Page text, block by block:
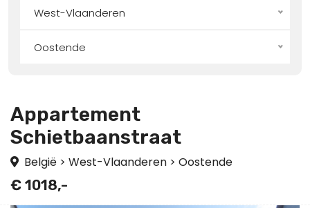
West-Vlaanderen
Oostende
Appartement
Schietbaanstraat
België > West-Vlaanderen > Oostende
€ 1018,-